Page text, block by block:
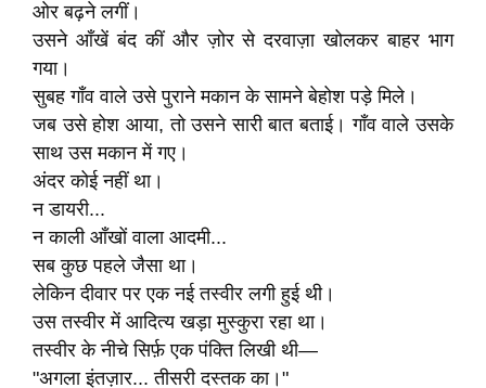
ओर बढ़ने लगीं।
उसने आँखें बंद कीं और ज़ोर से दरवाज़ा खोलकर बाहर भाग
गया।
सुबह गाँव वाले उसे पुराने मकान के सामने बेहोश पड़े मिले।
जब उसे होश आया, तो उसने सारी बात बताई। गाँव वाले उसके
साथ उस मकान में गए।
अंदर कोई नहीं था।
न डायरी...
न काली आँखों वाला आदमी...
सब कुछ पहले जैसा था।
लेकिन दीवार पर एक नई तस्वीर लगी हुई थी।
उस तस्वीर में आदित्य खड़ा मुस्कुरा रहा था।
तस्वीर के नीचे सिर्फ़ एक पंक्ति लिखी थी—
"अगला इंतज़ार... तीसरी दस्तक का।"